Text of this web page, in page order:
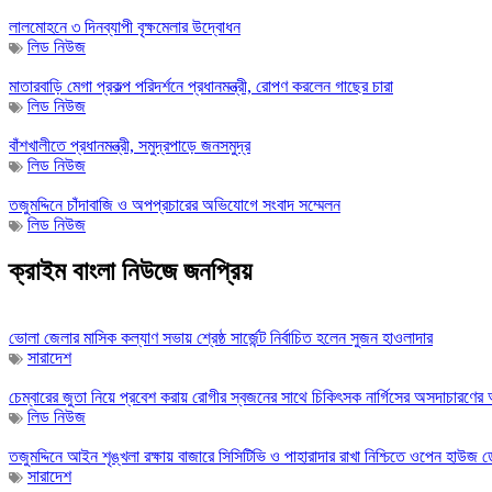
লালমোহনে ৩ দিনব্যাপী বৃক্ষমেলার উদ্বোধন
লিড নিউজ
মাতারবাড়ি মেগা প্রকল্প পরিদর্শনে প্রধানমন্ত্রী, রোপণ করলেন গাছের চারা
লিড নিউজ
বাঁশখালীতে প্রধানমন্ত্রী, সমুদ্রপাড়ে জনসমুদ্র
লিড নিউজ
তজুমদ্দিনে চাঁদাবাজি ও অপপ্রচারের অভিযোগে সংবাদ সম্মেলন
লিড নিউজ
ক্রাইম বাংলা নিউজে জনপ্রিয়
ভোলা জেলার মাসিক কল্যাণ সভায় শ্রেষ্ঠ সার্জেন্ট নির্বাচিত হলেন সুজন হাওলাদার
সারাদেশ
চেম্বারের জুতা নিয়ে প্রবেশ করায় রোগীর স্বজনের সাথে চিকিৎসক নার্গিসের
লিড নিউজ
তজুমদ্দিনে আইন শৃঙ্খলা রক্ষায় বাজারে সিসিটিভি ও পাহারাদার রাখা নিশ্চিতে ওপেন হাউজ
সারাদেশ